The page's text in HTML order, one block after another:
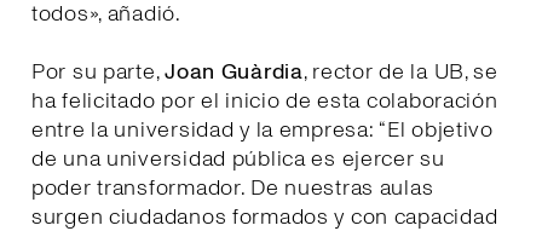
todos», añadió.
Por su parte,Joan Guàrdia, rector de la UB, se
ha felicitado por el inicio de esta colaboración
entre la universidad y la empresa: “El objetivo
de una universidad pública es ejercer su
poder transformador. De nuestras aulas
surgen ciudadanos formados y con capacidad